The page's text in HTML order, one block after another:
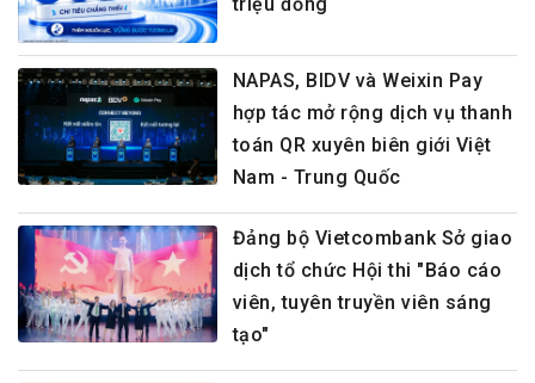
NAPAS, BIDV và Weixin Pay
hợp tác mở rộng dịch vụ thanh
toán QR xuyên biên giới Việt
Nam - Trung Quốc
Đảng bộ Vietcombank Sở giao
dịch tổ chức Hội thi "Báo cáo
viên, tuyên truyền viên sáng
tạo"